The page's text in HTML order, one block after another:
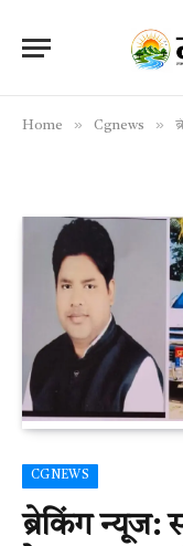
Home » Cgnews »
CGNEWS
ब्रेकिंग न्यूज: